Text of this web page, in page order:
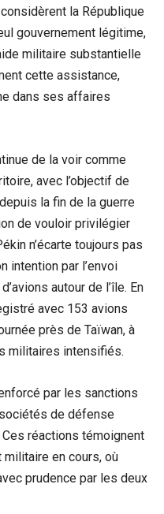
la République
gouvernement légitime,
militaire substantielle
cette assistance,
dans ses affaires
de la voir comme
avec l’objectif de
la fin de la guerre
de vouloir privilégier
n’écarte toujours pas
intention par l’envoi
autour de l’île. En
avec 153 avions
près de Taïwan, à
militaires intensifiés.
par les sanctions
de défense
réactions témoignent
militaire en cours, où
prudence par les deux